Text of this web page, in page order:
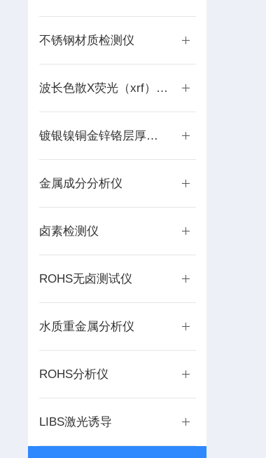
不锈钢材质检测仪
波长色散X荧光（xrf）光谱仪
镀银镍铜金锌铬层厚度分析仪
金属成分分析仪
卤素检测仪
ROHS无卤测试仪
水质重金属分析仪
ROHS分析仪
LIBS激光诱导